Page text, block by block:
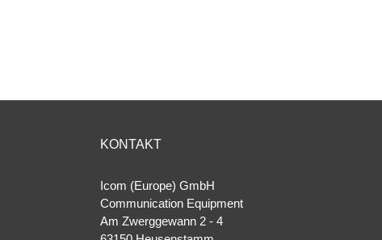
KONTAKT
Icom (Europe) GmbH
Communication Equipment
Am Zwerggewann 2 ‐ 4